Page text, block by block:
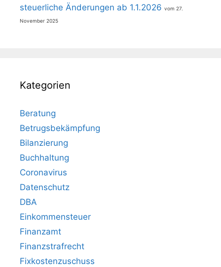
steuerliche Änderungen ab 1.1.2026
27.
November 2025
Kategorien
Beratung
Betrugsbekämpfung
Bilanzierung
Buchhaltung
Coronavirus
Datenschutz
DBA
Einkommensteuer
Finanzamt
Finanzstrafrecht
Fixkostenzuschuss